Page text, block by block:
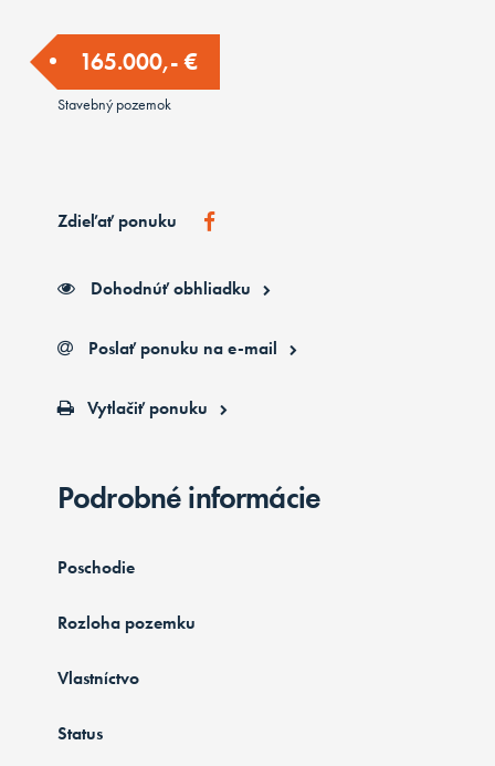
165.000,- €
Stavebný pozemok
Zdieľať ponuku
Dohodnúť obhliadku
Poslať ponuku na e-mail
Vytlačiť ponuku
Podrobné informácie
Poschodie
Rozloha pozemku
Vlastníctvo
Status